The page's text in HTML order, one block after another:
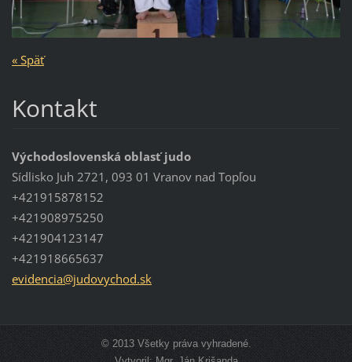
« Späť
Kontakt
Východoslovenská oblasť judo
Sídlisko Juh 2721, 093 01 Vranov nad Topľou
+421915878152
+421908975250
+421904123147
+421918665637
evidencia@judovychod.sk
© 2013 Všetky práva vyhradené.